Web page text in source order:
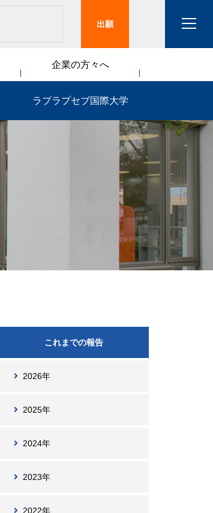
企業の方々へ
ラプラプセブ国際大学
これまでの報告
2026年
2025年
2024年
2023年
2022年
出願